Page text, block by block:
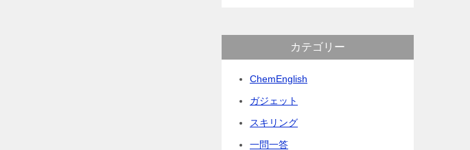
カテゴリー
ChemEnglish
ガジェット
スキリング
一問一答